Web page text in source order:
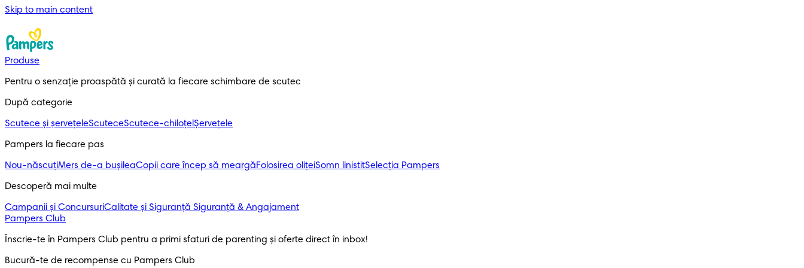
Skip to main content
Produse
Pentru o senzație proaspătă și curată la fiecare schimbare de scutec
După categorie
Scutece și șervețeleScuteceScutece-chiloțelȘervețele
Pampers la fiecare pas
Nou-născuțiMers de-a bușileaCopii care încep să meargăFolosirea olițeiSomn liniștitSelecția Pampers
Descoperă mai multe
Campanii și ConcursuriCalitate și Siguranță Siguranță & Angajament
Pampers Club
Înscrie-te în Pampers Club pentru a primi sfaturi de parenting și oferte direct în inbox!
Bucură-te de recompense cu Pampers Club